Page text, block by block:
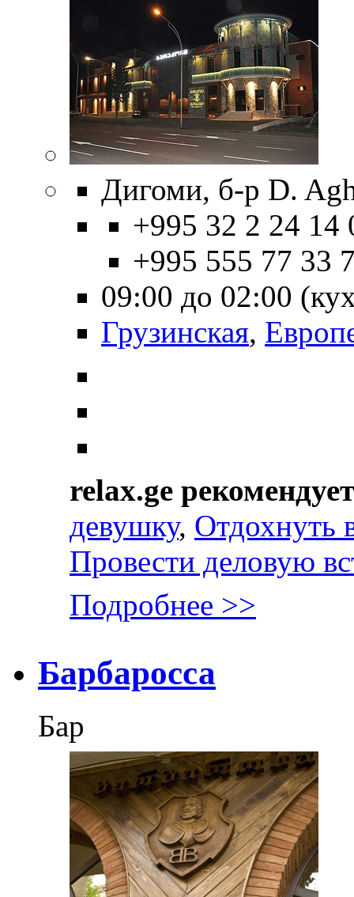
Дигоми, б-р D.
+995 32 2 24 14
+995 555 77 33
09:00 до 02:00
Грузинская,
relax.ge рекомендует
девушку, Отдохнуть
Провести деловую
Подробнее >>
Барбаросса
Бар